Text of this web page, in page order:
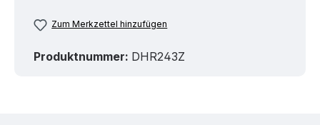
Zum Merkzettel hinzufügen
Produktnummer: DHR243Z